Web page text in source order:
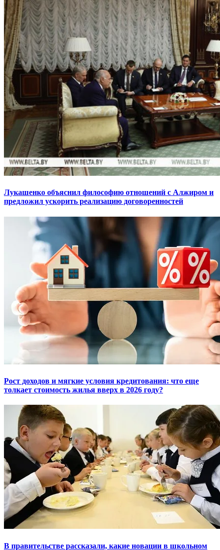
Лукашенко объяснил философию отношений с Алжиром и
предложил ускорить реализацию договоренностей
Рост доходов и мягкие условия кредитования: что еще
толкает стоимость жилья вверх в 2026 году?
В правительстве рассказали, какие новации в школьном